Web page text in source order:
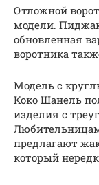
Отложной
модели.
обновленная
воротника
Модель с
Коко Шанель
изделия с
предлагают
который